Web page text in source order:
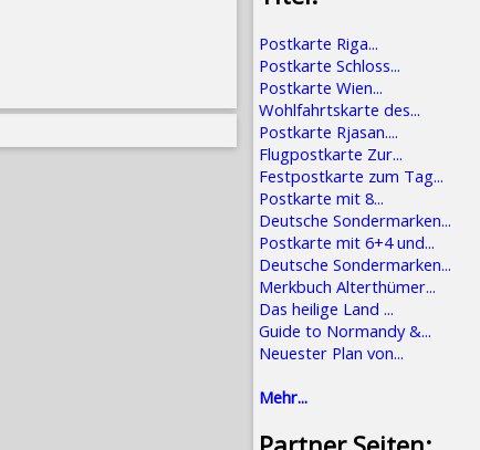
Postkarte Riga...
Postkarte Schloss...
Postkarte Wien...
Wohlfahrtskarte des...
Postkarte Rjasan....
Flugpostkarte Zur...
Festpostkarte zum Tag...
Postkarte mit 8...
Deutsche Sondermarken...
Postkarte mit 6+4 und...
Deutsche Sondermarken...
Merkbuch Alterthümer...
Das heilige Land ...
Guide to Normandy &...
Neuester Plan von...
Mehr...